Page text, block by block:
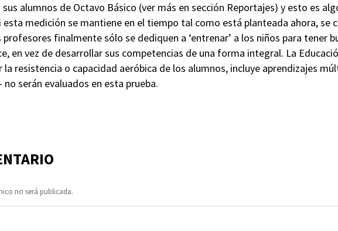
alumnos de Octavo Básico (ver más en sección Reportajes) y esto es
esta medición se mantiene en el tiempo tal como está planteada ahora, se
finalmente sólo se dediquen a ‘entrenar’ a los niños para tener
en vez de desarrollar sus competencias de una forma integral. La
resistencia o capacidad aeróbica de los alumnos, incluye aprendizajes
serán evaluados en esta prueba.
no será publicada.